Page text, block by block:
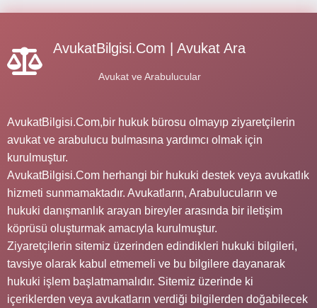
AvukatBilgisi.Com | Avukat Ara
Avukat ve Arabulucular
AvukatBilgisi.Com,bir hukuk bürosu olmayıp ziyaretçilerin
avukat ve arabulucu bulmasına yardımcı olmak için
kurulmuştur.
AvukatBilgisi.Com herhangi bir hukuki destek veya avukatlık
hizmeti sunmamaktadır. Avukatların, Arabulucuların ve
hukuki danışmanlık arayan bireyler arasında bir iletişim
köprüsü oluşturmak amacıyla kurulmuştur.
Ziyaretçilerin sitemiz üzerinden edindikleri hukuki bilgileri,
tavsiye olarak kabul etmemeli ve bu bilgilere dayanarak
hukuki işlem başlatmamalıdır. Sitemiz üzerinde ki
içeriklerden veya avukatların verdiği bilgilerden doğabilecek